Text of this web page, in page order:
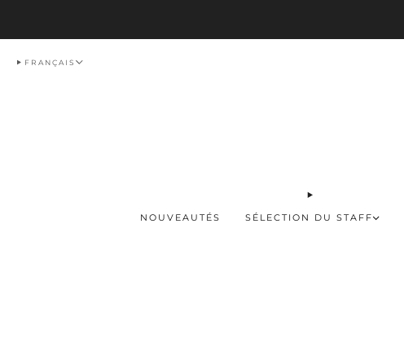
NOUVEAUTÉS SÉLECTION DU STAFF
FRANÇAIS